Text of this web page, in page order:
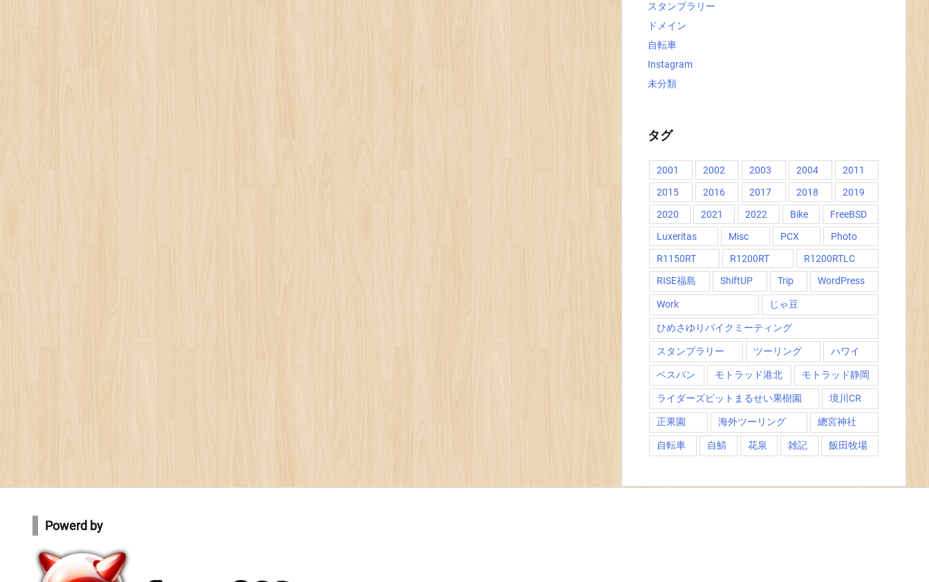
スタンプラリー
ドメイン
自転車
Instagram
未分類
タグ
2001 2002 2003 2004
2011
2015
2016 2017 2018
2019
2020
2021 2022 Bike
FreeBSD
Luxeritas
Misc PCX
Photo
R1150RT
R1200RT
R1200RTLC
RISE福島
ShiftUP Trip WordPress
Work じゃ豆
ひめさゆりバイクミーティング
スタンプラリー ツーリング ハワイ
ベスパン モトラッド港北 モトラッド静岡
ライダーズピットまるせい果樹園 境川CR
正果園 海外ツーリング 總宮神社
自転車 自鯖 花泉 雑記 飯田牧場
Powerd by